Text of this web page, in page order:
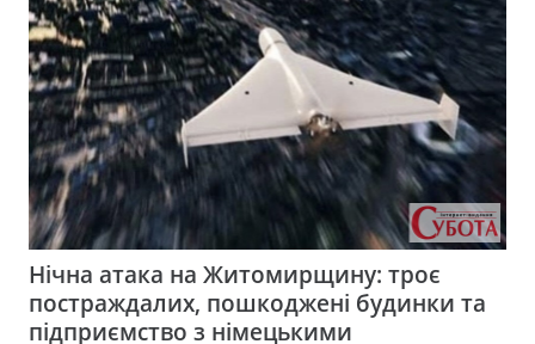
Нічна атака на Житомирщину: троє
постраждалих, пошкоджені будинки та
підприємство з німецькими